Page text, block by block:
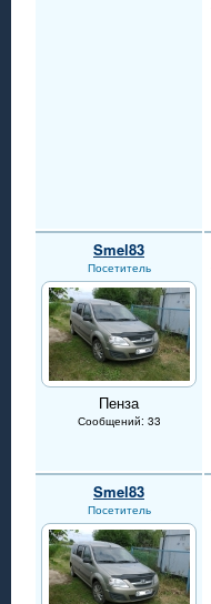
Smel83
Посетитель
Пенза
Сообщений: 33
Smel83
Посетитель